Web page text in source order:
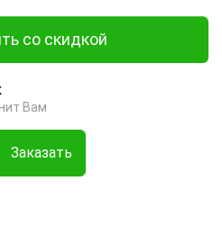
со скидкой
Вам
Заказать